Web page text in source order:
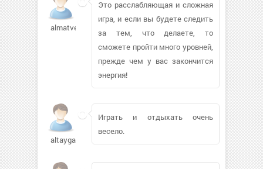
almatvey01
Это расслабляющая и сложная
игра, и если вы будете следить
за тем, что делаете, то
сможете пройти много уровней,
прежде чем у вас закончится
энергия!
altaygala605
Играть и отдыхать очень
весело.